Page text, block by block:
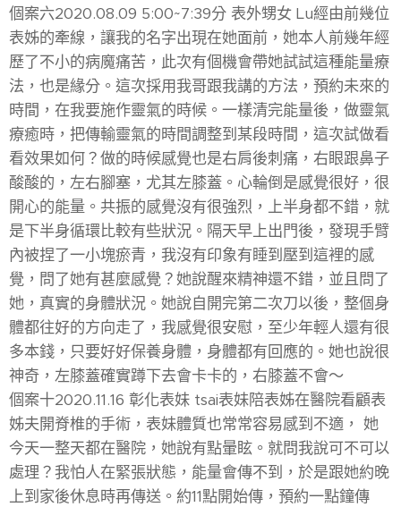
個案六2020.08.09 5:00~7:39分 表外甥女 Lu經由前幾位
表姊的牽線，讓我的名字出現在她面前，她本人前幾年經
歷了不小的病魔痛苦，此次有個機會帶她試試這種能量療
法，也是緣分。這次採用我哥跟我講的方法，預約未來的
時間，在我要施作靈氣的時候。一樣清完能量後，做靈氣
療癒時，把傳輸靈氣的時間調整到某段時間，這次試做看
看效果如何？做的時候感覺也是右肩後刺痛，右眼跟鼻子
酸酸的，左右腳塞，尤其左膝蓋。心輪倒是感覺很好，很
開心的能量。共振的感覺沒有很強烈，上半身都不錯，就
是下半身循環比較有些狀況。隔天早上出門後，發現手臂
內被捏了一小塊瘀青，我沒有印象有睡到壓到這裡的感
覺，問了她有甚麼感覺？她說醒來精神還不錯，並且問了
她，真實的身體狀況。她說自開完第二次刀以後，整個身
體都往好的方向走了，我感覺很安慰，至少年輕人還有很
多本錢，只要好好保養身體，身體都有回應的。她也說很
神奇，左膝蓋確實蹲下去會卡卡的，右膝蓋不會～
個案十2020.11.16 彰化表妹 tsai表妹陪表姊在醫院看顧表
姊夫開脊椎的手術，表妹體質也常常容易感到不適， 她
今天一整天都在醫院，她說有點暈眩。就問我說可不可以
處理？我怕人在緊張狀態，能量會傳不到，於是跟她約晚
上到家後休息時再傳送。約11點開始傳，預約一點鐘傳